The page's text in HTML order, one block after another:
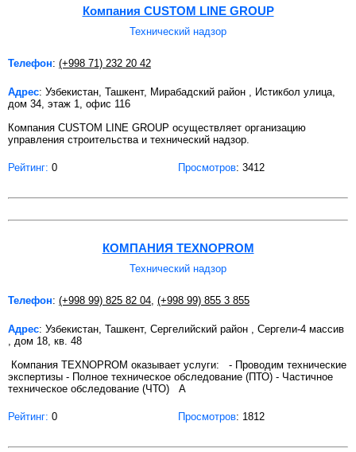
Компания CUSTOM LINE GROUP
Технический надзор
Телефон: (+998 71) 232 20 42
Адрес: Узбекистан, Ташкент, Мирабадский район , Истикбол улица,
дом 34, этаж 1, офис 116
Компания CUSTOM LINE GROUP осуществляет организацию
управления строительства и технический надзор.
Рейтинг: 0 Просмотров: 3412
КОМПАНИЯ TEXNOPROM
Технический надзор
Телефон: (+998 99) 825 82 04 (+998 99) 855 3 855
Адрес: Узбекистан, Ташкент, Сергелийский район , Сергели-4 массив
, дом 18, кв. 48
Компания TEXNOPROM оказывает услуги: - Проводим технические
экспертизы - Полное техническое обследование (ПТО) - Частичное
техническое обследование (ЧТО) А
Рейтинг: 0 Просмотров: 1812